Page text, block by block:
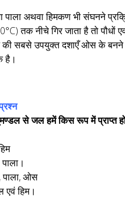
पाला अथवा हिमकण भी संघनने
तक नीचे गिर जाता है तो
सबसे उपयुक्त दशाएँ ओस के बनने
है।
से जल हमें किस रूप में प्राप्त
पाला, ओस
हिम।